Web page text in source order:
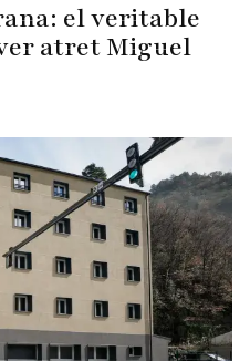
el veritable
atret Miguel